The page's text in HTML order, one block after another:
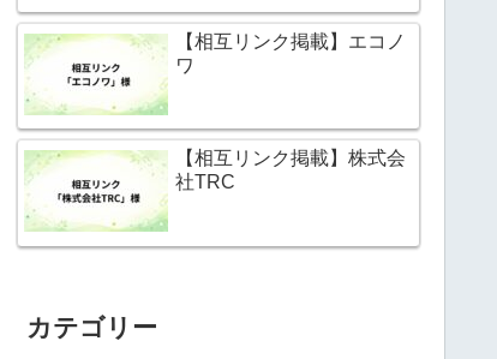
【相互リンク掲載】エコノ
ワ
【相互リンク掲載】株式会
社TRC
カテゴリー